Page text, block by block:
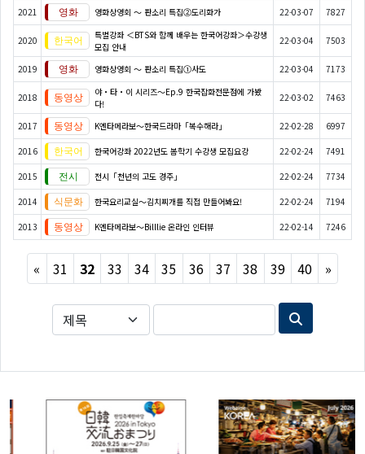
2021 영화상영회 ～ 판소리 특집②도리화가 22-03-07 7827
2020
특별강좌 ＜BTS와 함께 배우는 한국어강좌＞수강생
모집 안내
22-03-04 7503
2019 영화상영회 ～ 판소리 특집①사도 22-03-04 7173
2018
야・타・이 시리즈〜Ep.9 한국잡화전문점에 가봤
다!
22-03-02 7463
2017 K엔타메라보～한국드라마「복수해라」 22-02-28 6997
2016 한국어강좌 2022년도 봄학기 수강생 모집요강 22-02-24 7491
2015 전시「천년의 고도 경주」 22-02-24 7734
2014 한국요리교실〜김치찌개를 직접 만들어봐요! 22-02-24 7194
2013 K엔타메라보～Billlie 온라인 인터뷰 22-02-14 7246
« Previous
31 32 33 34 35 36 37 38 39 40 »Next